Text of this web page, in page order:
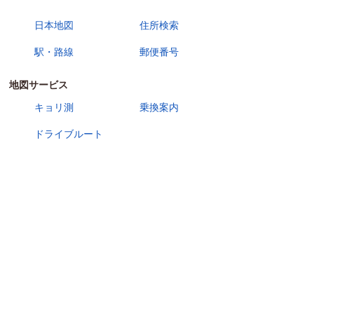
日本地図 住所検索
駅・路線 郵便番号
地図サービス
キョリ測
乗換案内
ドライブルート